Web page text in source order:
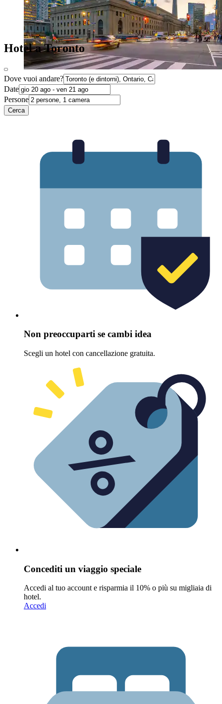
Hotel a Toronto
Dove vuoi andare?
Date
Persone
Cerca
Non preoccuparti se cambi idea
Scegli un hotel con cancellazione gratuita.
Concediti un viaggio speciale
Accedi al tuo account e risparmia il 10% o più su migliaia di
hotel.
Accedi